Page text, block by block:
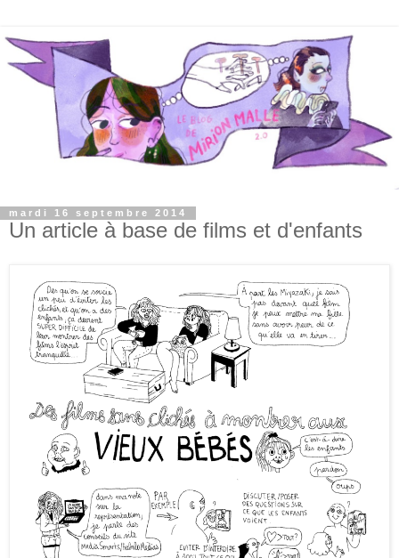
mardi 16 septembre 2014
Un article à base de films et d'enfants